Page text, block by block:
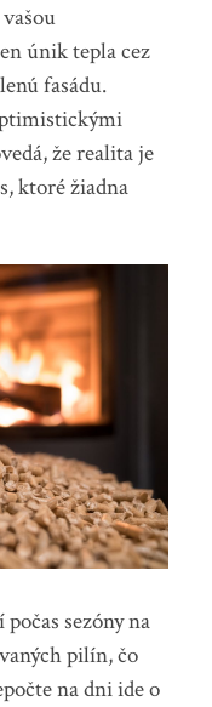
únik tepla cez
fasádu.
že realita je
ktoré žiadna
sezóny na
pilín, čo
na dni ide o